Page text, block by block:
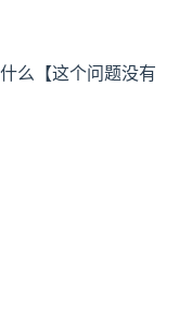
么【这个问题没有